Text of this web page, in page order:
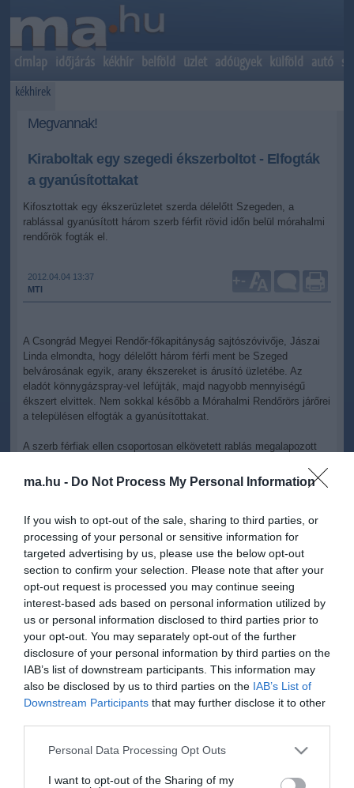
ma.hu - Do Not Process My Personal Information
If you wish to opt-out of the sale, sharing to third parties, or
processing of your personal or sensitive information for
targeted advertising by us, please use the below opt-out
section to confirm your selection. Please note that after your
opt-out request is processed you may continue seeing
interest-based ads based on personal information utilized by
us or personal information disclosed to third parties prior to
your opt-out. You may separately opt-out of the further
disclosure of your personal information by third parties on the
IAB’s list of downstream participants. This information may
also be disclosed by us to third parties on the IAB’s List of
Downstream Participants that may further disclose it to other
Please note that this website/app uses one or more Google
not limited to your visit or usage behaviour. You may click to
Personal Data Processing Opt Outs
I want to opt-out of the Sharing of my
címlap időjárás kékhír belföld üzlet adóügyek külföld autó
kékhírek
Megvannak!
Kiraboltak egy szegedi ékszerboltot - Elfogták
a gyanúsítottakat
Kifosztottak egy ékszerüzletet szerda délelőtt Szegeden, a
rablással gyanúsított három szerb férfit rövid időn belül mórahalmi
rendőrök fogták el.
2012.04.04 13:37
MTI
+-
A Csongrád Megyei Rendőr-főkapitányság sajtószóvivője, Jászai
Linda elmondta, hogy délelőtt három férfi ment be Szeged
belvárosának egyik, arany ékszereket is árusító üzletébe. Az
eladót könnygázspray-vel lefújták, majd nagyobb mennyiségű
ékszert elvittek. Nem sokkal később a Mórahalmi Rendőrörs járőrei
a településen elfogták a gyanúsítottakat.
A szerb férfiak ellen csoportosan elkövetett rablás megalapozott
Kapcsolódó írások:
Kéttagú rablóbandát fogtak el Borsodban
Kivégzik a családgyilkos rablókat Kínában
Elfogták a Kádár-völgyi rablógyerekeket
Képek! Lőtt az újbudai patikát kirabló férfi
Késsel hadonászott a rabló - elkergette az eladónő
Figyelem! A cikkhez hozzáfűzött hozzászólások nem a
network nézeteit
tükrözik. A szerkesztőség mindössze a hírek publikációjával foglalkozik, a
tartalmazzák.